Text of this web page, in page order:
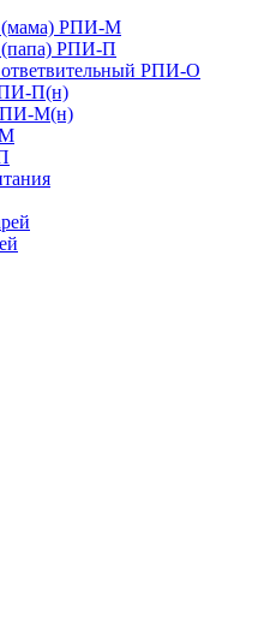
(мама) РПИ-М
(папа) РПИ-П
РПИ-О
П(н)
М(н)
М